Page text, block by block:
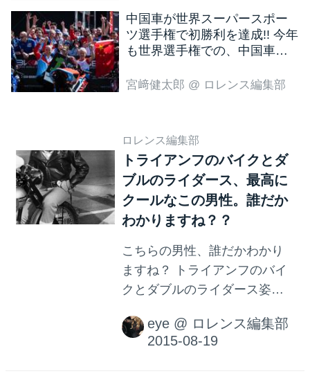
中国車が世界スーパースポー
ツ選手権で初勝利を達成!! 今年
も世界選手権での、中国車の
宮﨑健太郎 @ ロレンス編集部
ロレンス編集部
トライアンフのバイクとダ
ブルのライダース、最高に
クールなこの男性。誰だか
わかりますね？？
こちらの男性、誰だかわかり
ますね？ トライアンフのバイ
クとダブルのライダース姿が
この世を去った伝説の俳優、
ジェームス・ディーンです。
eye @ ロレンス編集部